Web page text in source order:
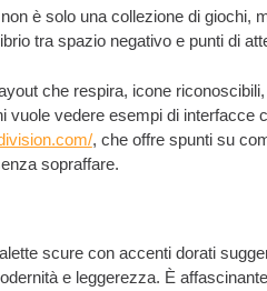
è solo una collezione di giochi,
tra spazio negativo e punti di
che respira, icone
vuole vedere esempi di interfacce
, che offre spunti su
sopraffare.
scure con accenti dorati
e leggerezza. È